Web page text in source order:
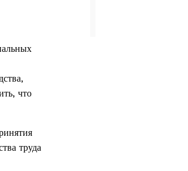
что
труда